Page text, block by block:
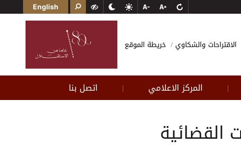
English
الاقتراحات والشكاوي خريطة الموقع
| المركز الاعلامي | اتصل بنا
القضائية